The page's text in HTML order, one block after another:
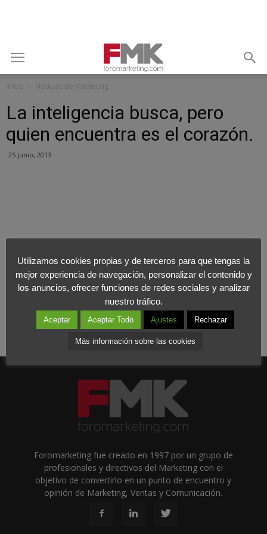
Inicio Noticias de Marketing
La inteligencia busca, pero
quien encuentra es el corazón.
25 junio, 2013
Foromarketing fue creado en 1997 por un grupo de
profesionales y directivos del Marketing con el
objetivo de convertirlo en un punto de encuentro y
opinión de Marketing, Ventas y Comunicación.
Utilizamos cookies propias y de terceros para que tengas la
mejor experiencia de navegación, personalizar el contenido y
los anuncios, ofrecer funciones de redes sociales y analizar
nuestro tráfico.
Aceptar Aceptar Todo Ajustes Rechazar
Más información sobre las cookies